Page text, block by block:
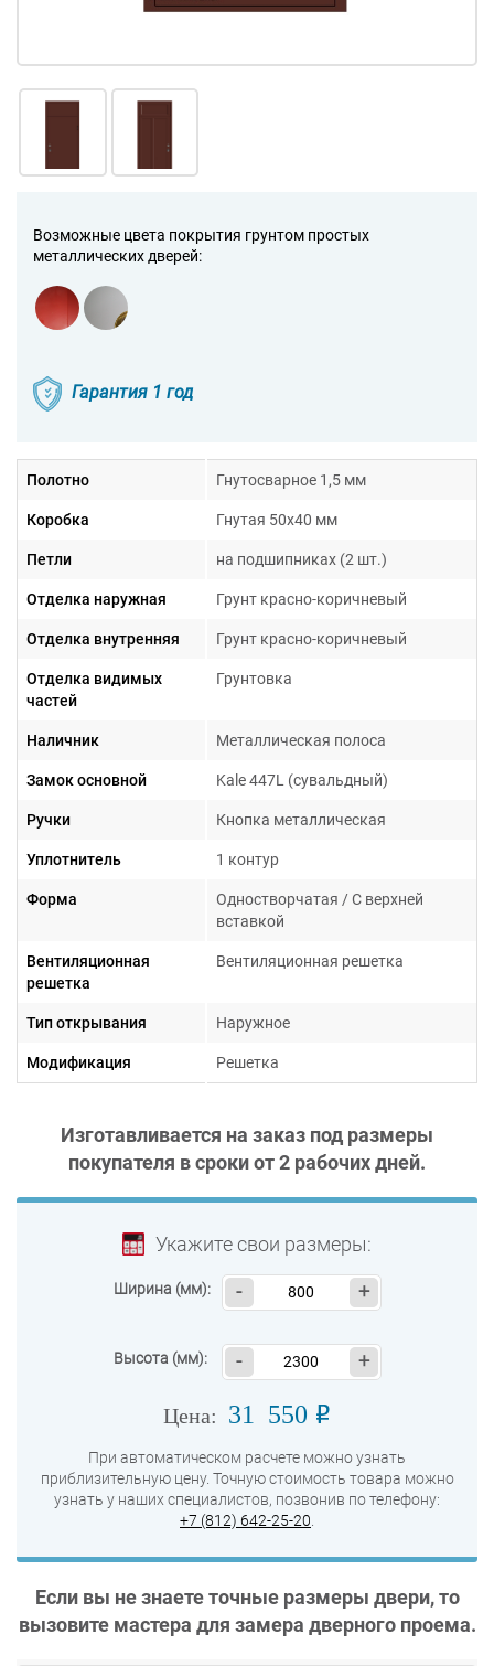
Возможные цвета покрытия грунтом простых
металлических дверей:
Гарантия 1 год
Полотно Гнутосварное 1,5 мм
Коробка Гнутая 50х40 мм
Петли на подшипниках (2 шт.)
Отделка наружная Грунт красно-коричневый
Отделка внутренняя Грунт красно-коричневый
Отделка видимых
частей
Грунтовка
Наличник Металлическая полоса
Замок основной Kale 447L (сувальдный)
Ручки Кнопка металлическая
Уплотнитель 1 контур
Форма
Одностворчатая / С верхней
вставкой
Вентиляционная
решетка
Вентиляционная решетка
Тип открывания Наружное
Модификация Решетка
Изготавливается на заказ под размеры
покупателя в сроки от2 рабочих дней.
Укажите свои размеры:
Ширина (мм): - +
Высота (мм): - +
Цена: 31 550 o
При автоматическом расчете можно узнать
приблизительную цену. Точную стоимость товара можно
узнать у наших специалистов, позвонив по телефону:
+7 (812) 642-25-20
Если вы не знаете точные размеры двери, то
вызовите мастера для замера дверного проема.